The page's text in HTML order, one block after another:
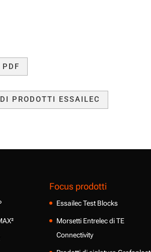
PDF
PRODOTTI ESSAILEC
Focus prodotti
Essailec Test Blocks
Morsetti Entrelec di TE
Connectivity